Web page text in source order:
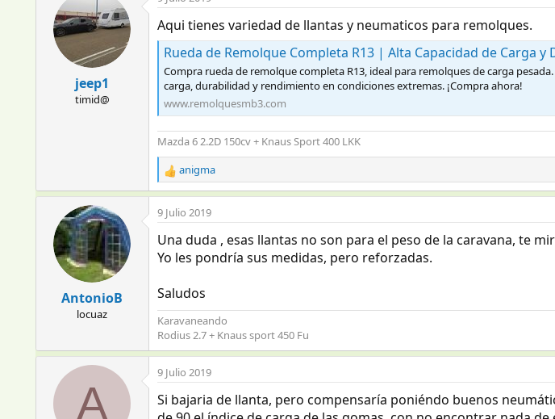
jeep1
timid@
Aqui tienes variedad de llantas y neumaticos para remolques.
Rueda de Remolque Completa R13 | Alta Capacidad de Carga y
Compra rueda de remolque completa R13, ideal para remolques de carga
carga, durabilidad y rendimiento en condiciones extremas. ¡Compra ahora!
www.remolquesmb3.com
Mazda 6 2.2D 150cv + Knaus Sport 400 LKK
R
e
c
c
i
o
e
:
anigma
AntonioB
locuaz
9 Julio 2019
Una duda , esas llantas no son para el peso de la caravana, te
Yo les pondría sus medidas, pero reforzadas.
Saludos
Karavaneando
Rodius 2.7 + Knaus sport 450 Fu
A
9 Julio 2019
Si bajaria de llanta, pero compensaría poniéndo buenos